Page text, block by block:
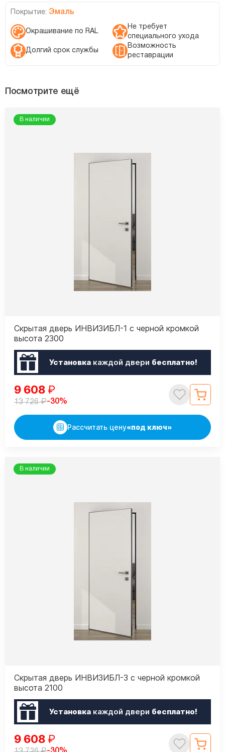
Покрытие: Эмаль
Окрашивание по RAL
Не требует
специального ухода
Долгий срок службы
Возможность
реставрации
Посмотрите ещё
В наличии
Скрытая дверь ИНВИЗИБЛ-1 с черной кромкой
высота 2300
Установкакаждой двери бесплатно!
9 608 ₽
13 726₽-30%
Рассчитать цену«под ключ»
В наличии
Скрытая дверь ИНВИЗИБЛ-3 с черной кромкой
высота 2100
Установкакаждой двери бесплатно!
9 608 ₽